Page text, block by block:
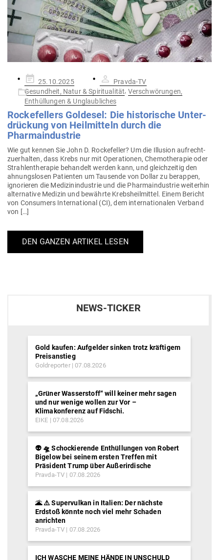
Gepostet
am
25.10.2025
Pravda-TV
Gesundheit, Natur & Spiritualität, Verschwörungen,
Enthüllungen & Unglaubliches
Rocke­fellers Goldesel: Die his­to­rische Unter­
drü­ckung von Heil­mitteln durch die
Pharmaindustrie
Wie gut kennen Sie John D. Rocke­feller? Um die Illusion auf­recht­
zu­er­halten, dass Krebs nur mit Ope­ra­tionen, Che­mo­the­rapie oder
Strah­len­the­rapie behandelt werden kann, und gleich­zeitig den
ahnungs­losen Pati­enten um Tau­sende von Dollar zu berappen,
igno­rieren die Medi­zin­in­dustrie und die Phar­ma­in­dustrie wei­terhin
alter­native Medizin und bewährte Krebs­heil­mittel. Einem Bericht
von Con­sumers Inter­na­tional (CI), dem inter­na­tio­nalen Verband
von […]
DEN GANZEN ARTIKEL LESEN
NEWS-TICKER
Gold kaufen: Aufgelder sinken trotz kräftigem
Preisanstieg
Goldreporter 07.08.2026
„Grüner Wasserstoff“ will keiner mehr sagen
und nur wenige wollen zur Vor –
Klimakonferenz auf Fidschi.
EIKE 07.08.2026
👽 🛸 Schockierende Enthüllungen von Robert
Bigelow bei seinem ersten Treffen mit
Präsident Trump über Außerirdische
Pravda-TV 07.08.2026
🌋 ⚠️ Supervulkan in Italien: Der nächste
Erdstoß könnte noch viel mehr Schaden
anrichten
Pravda-TV 07.08.2026
ICH WASCHE MEINE HÄNDE IN UNSCHULD